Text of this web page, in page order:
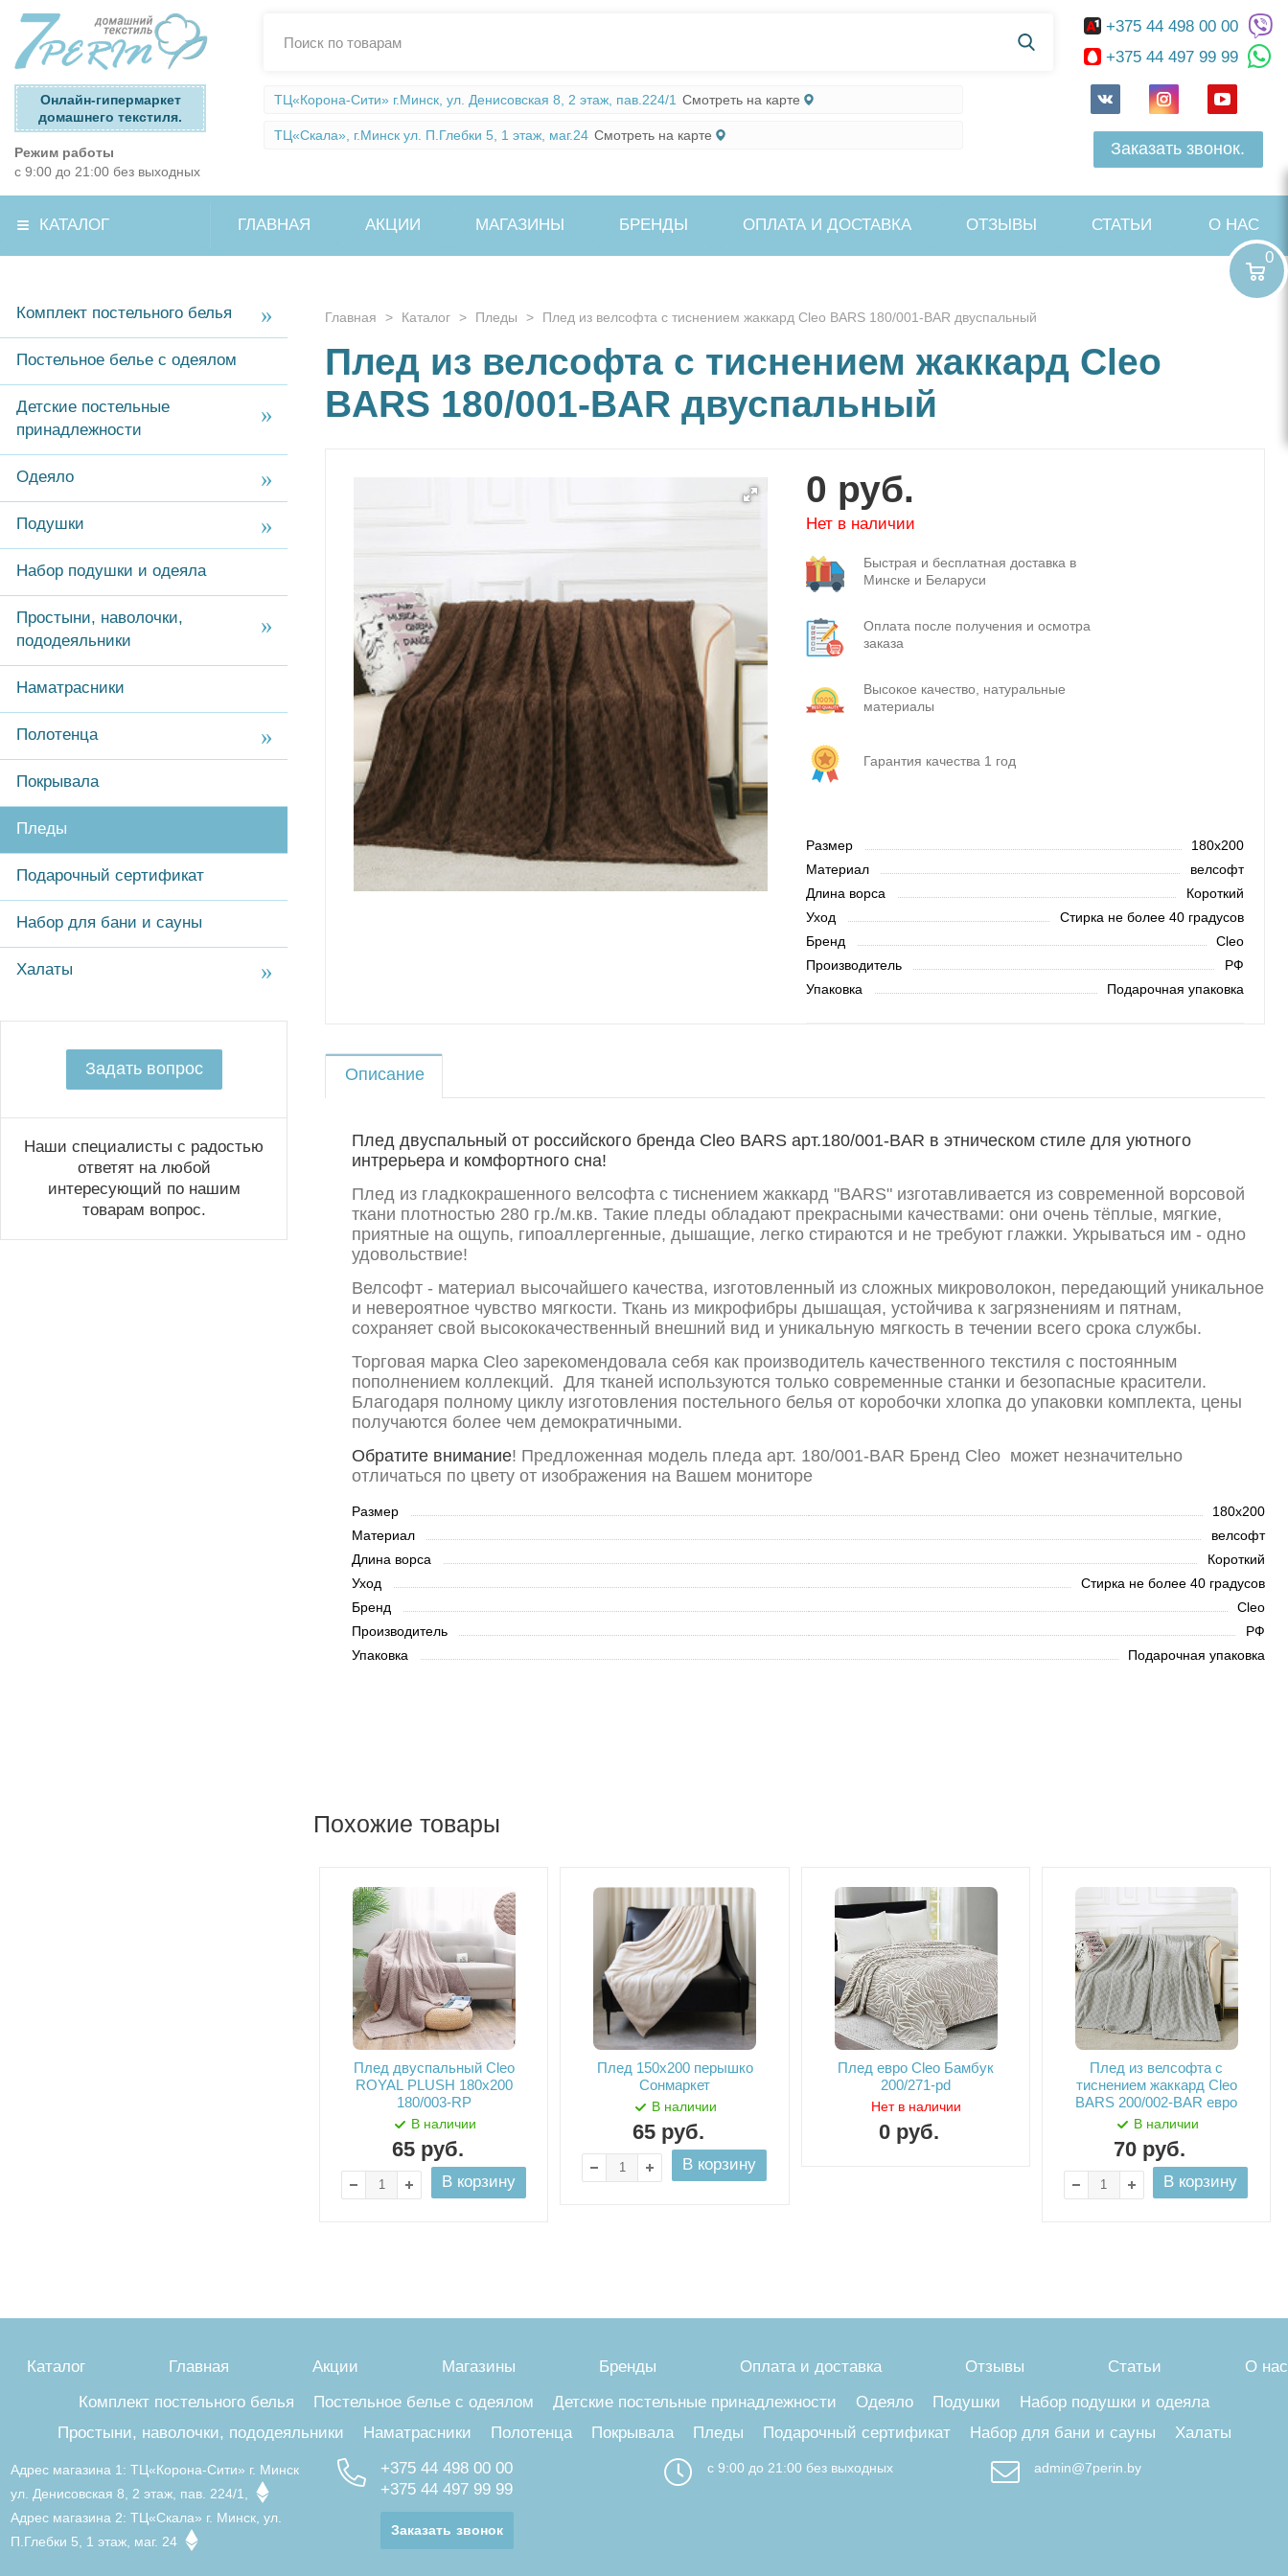
Онлайн-гипермаркет
домашнего текстиля.
Режим работы
с 9:00 до 21:00 без выходных
ТЦ«Корона-Сити» г.Минск, ул. Денисовская 8, 2 этаж, пав.224/1 Смотреть на карте
ТЦ«Скала», г.Минск ул. П.Глебки 5, 1 этаж, маг.24 Смотреть на карте
+375 44 498 00 00
+375 44 497 99 99
Заказать звонок.
0
КАТАЛОГ ГЛАВНАЯ АКЦИИ МАГАЗИНЫ БРЕНДЫ ОПЛАТА И ДОСТАВКА ОТЗЫВЫ СТАТЬИ О НАС
Комплект постельного белья
Постельное белье с одеялом
Детские постельные
принадлежности
Одеяло
Подушки
Набор подушки и одеяла
Простыни, наволочки,
пододеяльники
Наматрасники
Полотенца
Покрывала
Пледы
Подарочный сертификат
Набор для бани и сауны
Халаты
Задать вопрос
Наши специалисты с радостью
ответят на любой
интересующий по нашим
товарам вопрос.
Главная > Каталог > Пледы > Плед из велсофта с тиснением жаккард Cleo BARS 180/001-BAR двуспальный
Плед из велсофта с тиснением жаккард Cleo
BARS 180/001-BAR двуспальный
0 руб.
Нет в наличии
Быстрая и бесплатная доставка в
Минске и Беларуси
Оплата после получения и осмотра
заказа
Высокое качество, натуральные
материалы
Гарантия качества 1 год
Размер
180х200
Материал
велсофт
Длина ворса
Короткий
Уход
Стирка не более 40 градусов
Бренд
Cleo
Производитель
РФ
Упаковка
Подарочная упаковка
Описание
Плед двуспальный от российского бренда Cleo BARS арт.180/001-BAR в этническом стиле для уютного
интрерьера и комфортного сна!
Плед из гладкокрашенного велсофта с тиснением жаккард "BARS" изготавливается из современной ворсовой
ткани плотностью 280 гр./м.кв. Такие пледы обладают прекрасными качествами: они очень тёплые, мягкие,
приятные на ощупь, гипоаллергенные, дышащие, легко стираются и не требуют глажки. Укрываться им - одно
удовольствие!
Велсофт - материал высочайшего качества, изготовленный из сложных микроволокон, передающий уникальное
и невероятное чувство мягкости. Ткань из микрофибры дышащая, устойчива к загрязнениям и пятнам,
сохраняет свой высококачественный внешний вид и уникальную мягкость в течении всего срока службы.
Торговая марка Cleo зарекомендовала себя как производитель качественного текстиля с постоянным
пополнением коллекций. Для тканей используются только современные станки и безопасные красители.
Благодаря полному циклу изготовления постельного белья от коробочки хлопка до упаковки комплекта, цены
получаются более чем демократичными.
Обратите внимание! Предложенная модель пледа арт. 180/001-BAR Бренд Cleo может незначительно
отличаться по цвету от изображения на Вашем мониторе
Размер
180х200
Материал
велсофт
Длина ворса
Короткий
Уход
Стирка не более 40 градусов
Бренд
Cleo
Производитель
РФ
Упаковка
Подарочная упаковка
Похожие товары
Плед двуспальный Cleo
ROYAL PLUSH 180х200
180/003-RP
В наличии
65руб.
В корзину
Плед 150х200 перышко
Сонмаркет
В наличии
65руб.
В корзину
Плед евро Cleo Бамбук
200/271-pd
Нет в наличии
0 руб.
Плед из велсофта с
тиснением жаккард Cleo
BARS 200/002-BAR евро
В наличии
70 руб.
В корзину
Каталог Главная Акции Магазины Бренды Оплата и доставка Отзывы Статьи
О нас
Комплект постельного белья
Постельное белье с одеялом Детские постельные принадлежности Одеяло Подушки
Набор подушки и одеяла
Простыни, наволочки, пододеяльники
Наматрасники Полотенца Покрывала Пледы Подарочный сертификат Набор для бани и сауны Халаты
Адрес магазина 1: ТЦ«Корона-Сити» г. Минск
ул. Денисовская 8, 2 этаж, пав. 224/1,
Адрес магазина 2: ТЦ«Скала» г. Минск, ул.
П.Глебки 5, 1 этаж, маг. 24
+375 44 498 00 00
+375 44 497 99 99
Заказать звонок
с 9:00 до 21:00 без выходных admin@7perin.by